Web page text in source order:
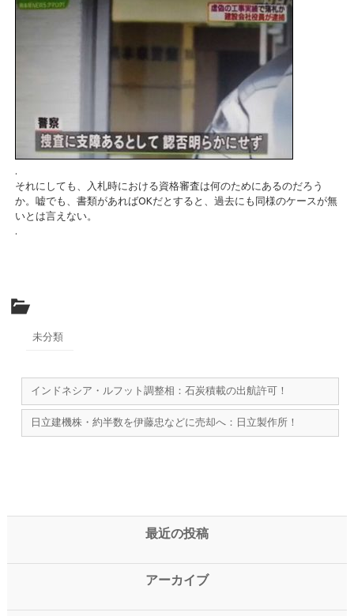
.
それにしても、入札時における資格審査は何のためにあるのだろう
か。嘘でも、書類があればOKだとすると、過去にも同様のケースが無
いとは言えない。
.
未分類
インドネシア・ルフット調整相：石炭積載の出航許可！
日立建機株・約半数を伊藤忠などに売却へ：日立製作所！
最近の投稿
アーカイブ